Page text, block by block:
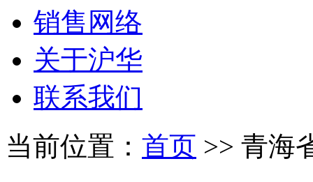
销售网络
关于沪华
联系我们
当前位置： 首页 >> 青海